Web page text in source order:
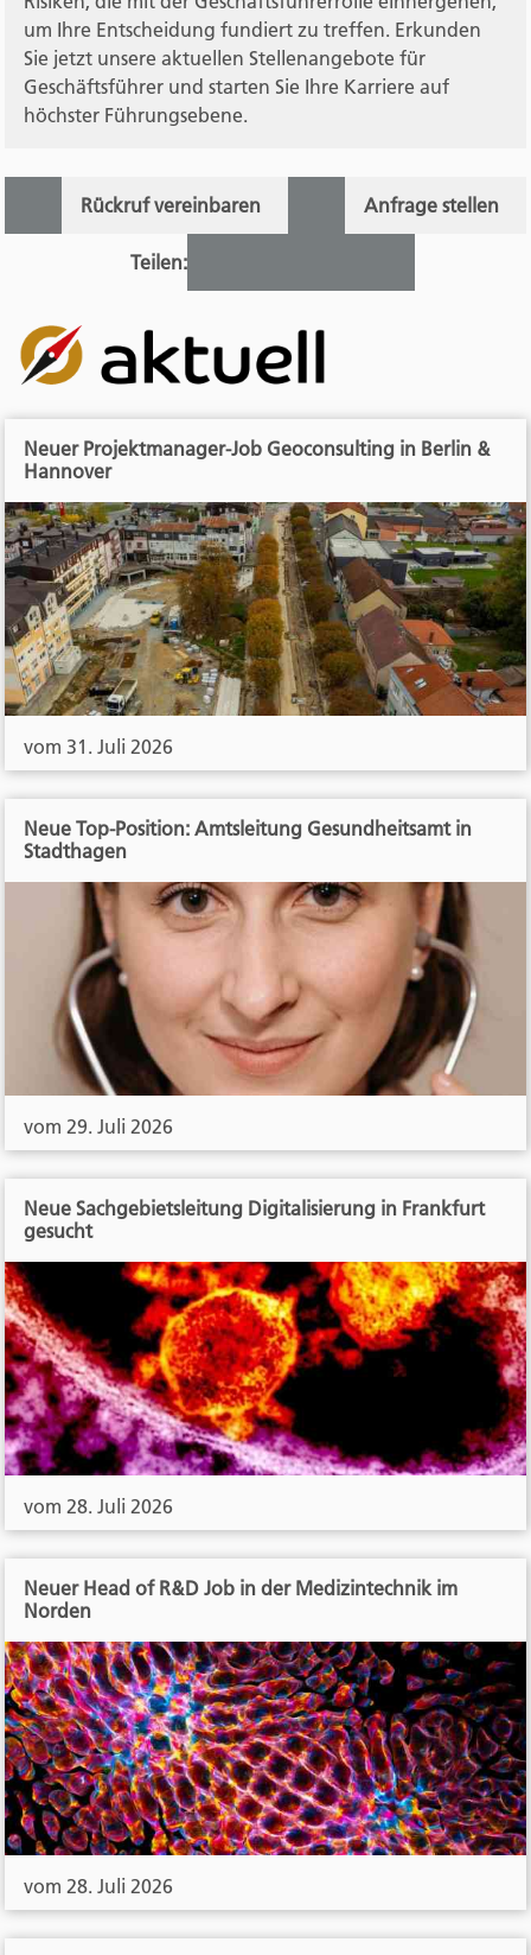
um Ihre Entscheidung fundiert zu treffen. Erkunden
Sie jetzt unsere aktuellen Stellenangebote für
Geschäftsführer und starten Sie Ihre Karriere auf
höchster Führungsebene.
Rückruf vereinbaren Anfrage stellen
Teilen:
Neuer Projektmanager-Job Geoconsulting in Berlin &
Hannover
vom 31. Juli 2026
Neue Top-Position: Amtsleitung Gesundheitsamt in
Stadthagen
vom 29. Juli 2026
Neue Sachgebietsleitung Digitalisierung in Frankfurt
gesucht
vom 28. Juli 2026
Neuer Head of R&D Job in der Medizintechnik im
Norden
vom 28. Juli 2026